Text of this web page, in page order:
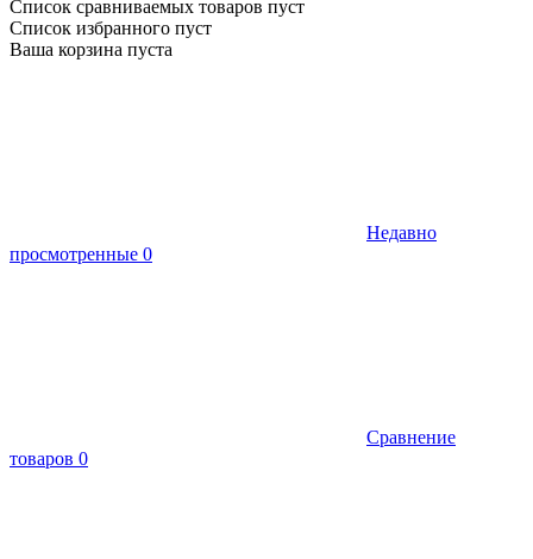
Список сравниваемых товаров пуст
Список избранного пуст
Ваша корзина пуста
Недавно
просмотренные 0
Сравнение
товаров 0